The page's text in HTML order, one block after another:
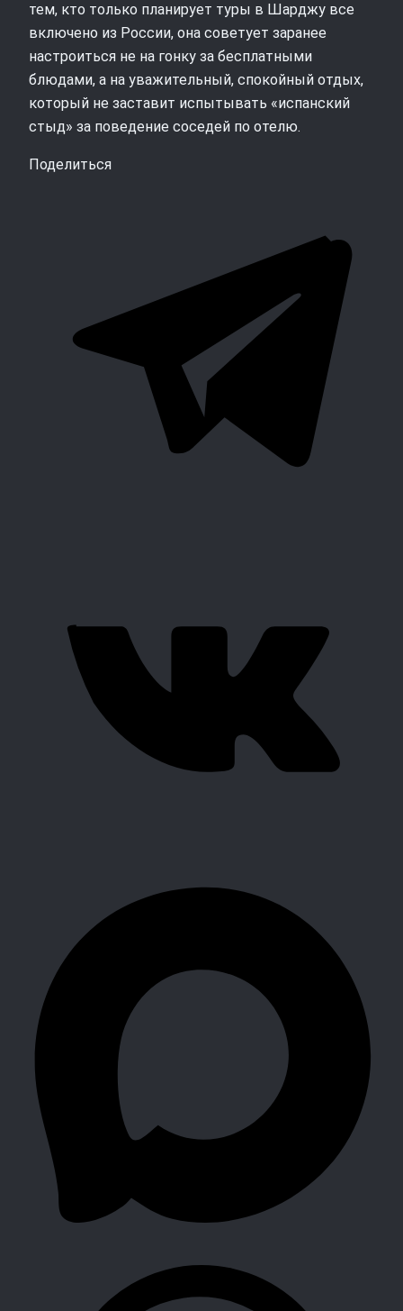
тем, кто только планирует туры в Шарджу все
включено из России, она советует заранее
настроиться не на гонку за бесплатными
блюдами, а на уважительный, спокойный отдых,
который не заставит испытывать «испанский
стыд» за поведение соседей по отелю.
Поделиться